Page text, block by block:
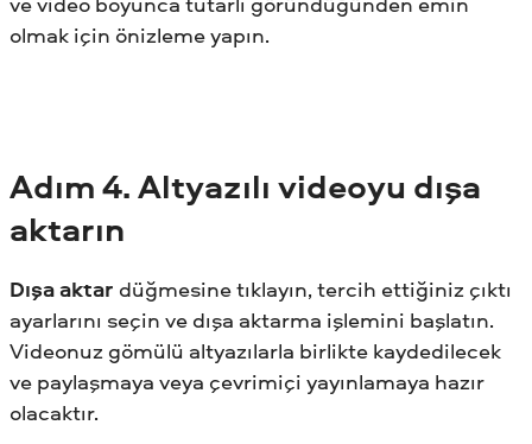
olmak için önizleme yapın.
Adım4. Altyazılı videoyu dışa
aktarın
Dışa aktar düğmesine tıklayın, tercih ettiğiniz çıktı
ayarlarını seçin ve dışa aktarma işlemini başlatın.
Videonuz gömülü altyazılarla birlikte kaydedilecek
ve paylaşmaya veya çevrimiçi yayınlamaya hazır
olacaktır.